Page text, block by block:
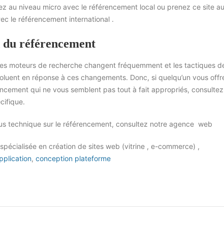
au niveau micro avec le référencement local ou prenez ce site au
le référencement international .
référencement
moteurs de recherche changent fréquemment et les tactiques
en réponse à ces changements. Donc, si quelqu’un vous
qui ne vous semblent pas tout à fait appropriés,
technique sur le référencement, consultez notre agence web
en création de sites web (vitrine , e-commerce) ,
, conception plateforme